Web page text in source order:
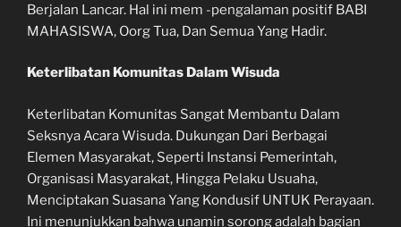
Berjalan Lancar. Hal ini mem -pengalaman positif BABI
MAHASISWA, Oorg Tua, Dan Semua Yang Hadir.
Keterlibatan Komunitas Dalam Wisuda
Keterlibatan Komunitas Sangat Membantu Dalam
Seksnya Acara Wisuda. Dukungan Dari Berbagai
Elemen Masyarakat, Seperti Instansi Pemerintah,
Organisasi Masyarakat, Hingga Pelaku Usuaha,
Menciptakan Suasana Yang Kondusif UNTUK Perayaan.
Ini menunjukkan bahwa unamin sorong adalah bagian